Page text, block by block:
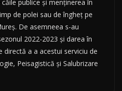
publice și menținerea în
de polei sau de îngheț pe
De asemneea s-au
2022-2023 și darea în
directă a a acestui serviciu de
Peisagistică și Salubrizare